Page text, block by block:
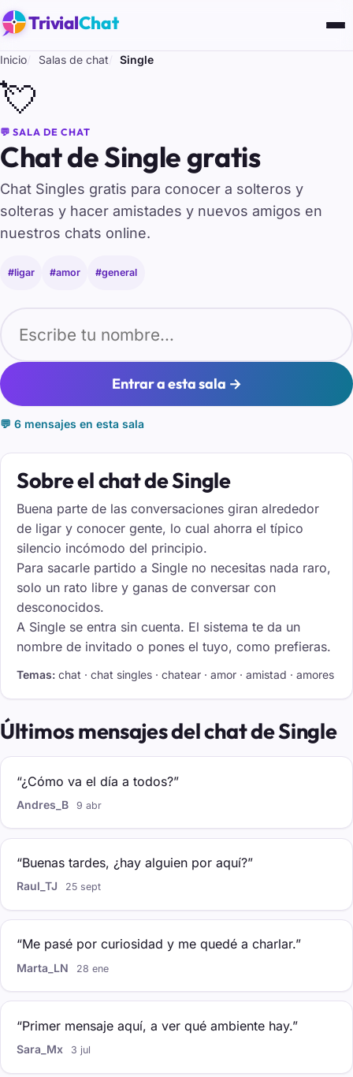
TrivialChat
Inicio Salas de chat Single
💘
💬 SALA DE CHAT
Chat de Single gratis
Chat Singles gratis para conocer a solteros y
solteras y hacer amistades y nuevos amigos en
nuestros chats online.
#ligar #amor #general
Entrar a esta sala →
💬 6 mensajes en esta sala
Sobre el chat de Single
Buena parte de las conversaciones giran alrededor
de ligar y conocer gente, lo cual ahorra el típico
silencio incómodo del principio.
Para sacarle partido a Single no necesitas nada raro,
solo un rato libre y ganas de conversar con
desconocidos.
A Single se entra sin cuenta. El sistema te da un
nombre de invitado o pones el tuyo, como prefieras.
Temas: chat · chat singles · chatear · amor · amistad · amores
Últimos mensajes del chat de Single
“¿Cómo va el día a todos?”
Andres_B 9 abr
“Buenas tardes, ¿hay alguien por aquí?”
Raul_TJ 25 sept
“Me pasé por curiosidad y me quedé a charlar.”
Marta_LN 28 ene
“Primer mensaje aquí, a ver qué ambiente hay.”
Sara_Mx 3 jul